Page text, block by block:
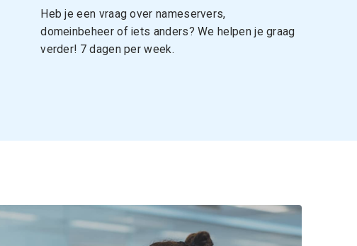
Heb je een vraag over nameservers,
domeinbeheer of iets anders? We helpen je graag
verder! 7 dagen per week.